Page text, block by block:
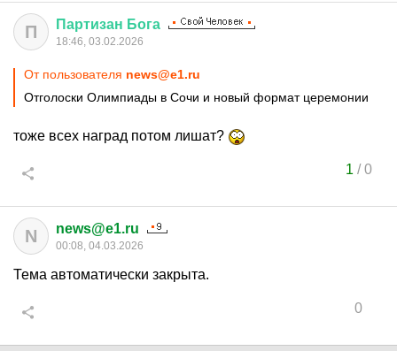
П Партизан Бога
18:46, 03.02.2026
От пользователя news@e1.ru
Отголоски Олимпиады в Сочи и новый формат церемонии
тоже всех наград потом лишат?
1 /0
N news@e1.ru
00:08, 04.03.2026
Тема автоматически закрыта.
0